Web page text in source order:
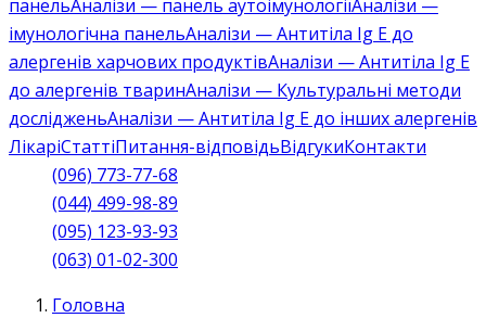
панельАналізи — панель аутоімунологіїАналізи —
імунологічна панельАналізи — Антитіла Ig E до
алергенів харчових продуктівАналізи — Антитіла Ig E
до алергенів тваринАналізи — Культуральні методи
дослідженьАналізи — Антитіла Ig E до інших алергенів
ЛікаріСтаттіПитання-відповідьВідгукиКонтакти
(096) 773-77-68
(044) 499-98-89
(095) 123-93-93
(063) 01-02-300
Головна